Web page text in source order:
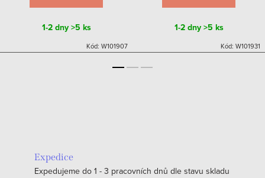
1-2 dny >5 ks
Kód: W101907
1-2 dny >5 ks
Kód: W101931
Expedice
Expedujeme do 1 - 3 pracovních dnů dle stavu skladu